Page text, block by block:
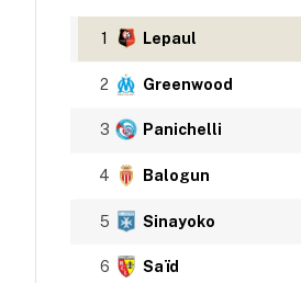
1 Lepaul
2 Greenwood
3 Panichelli
4 Balogun
5 Sinayoko
6 Saïd